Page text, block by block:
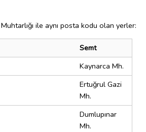
ile aynı posta kodu olan yerler:
Semt
Kaynarca Mh.
Ertuğrul Gazi
Mh.
Dumlupınar
Mh.